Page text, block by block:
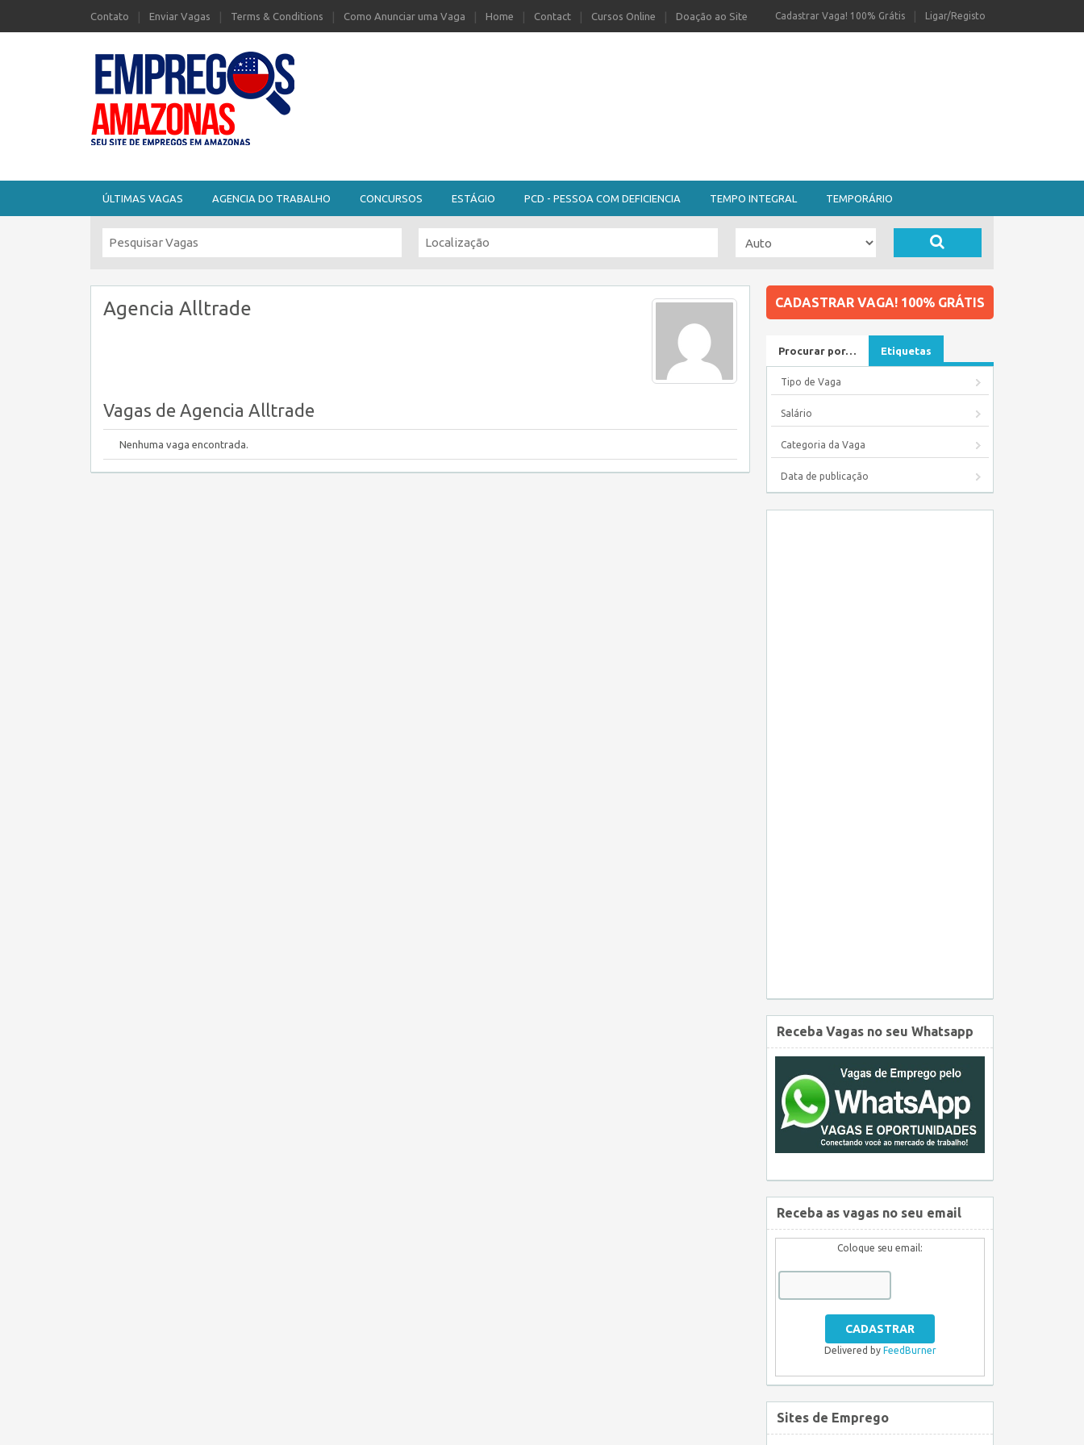
Contato Enviar Vagas Terms & Conditions Como Anunciar uma Vaga Home Contact Cursos Online Doação ao Site Ligar/Registo
Cadastrar Vaga! 100% Grátis
ÚLTIMAS VAGAS AGENCIA DO TRABALHO CONCURSOS ESTÁGIO PCD - PESSOA COM DEFICIENCIA TEMPO INTEGRAL TEMPORÁRIO
Agencia Alltrade
Vagas de Agencia Alltrade
Nenhuma vaga encontrada.
CADASTRAR VAGA! 100% GRÁTIS
Procurar por… Etiquetas
Tipo de Vaga
Salário
Categoria da Vaga
Data de publicação
Receba Vagas no seu Whatsapp
Receba as vagas no seu email
Coloque seu email:
Delivered by FeedBurner
Sites de Emprego